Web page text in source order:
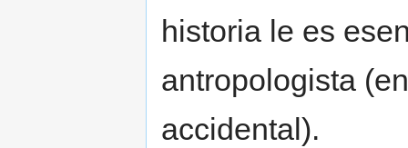
historia le es
antropologista
accidental).